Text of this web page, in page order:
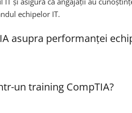
echipelor IT.
asupra performanței
un training CompTIA?